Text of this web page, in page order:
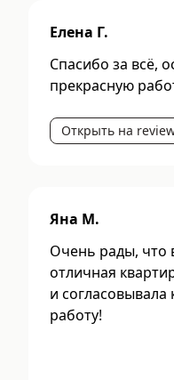
Елена Г.
Спасибо за всё,
прекрасную
Открыть на
Яна М.
Очень рады, что
отличная
и
работу!